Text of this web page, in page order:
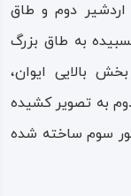
یعنی در بیش
نظر تاریخی و
این ارزش و اهمیت
تطبیقی دیگر
مورد مطالعه و
دوم و طاق
به طاق بزرگ
بالایی ایوان،
به تصویر کشیده
سوم ساخته شده